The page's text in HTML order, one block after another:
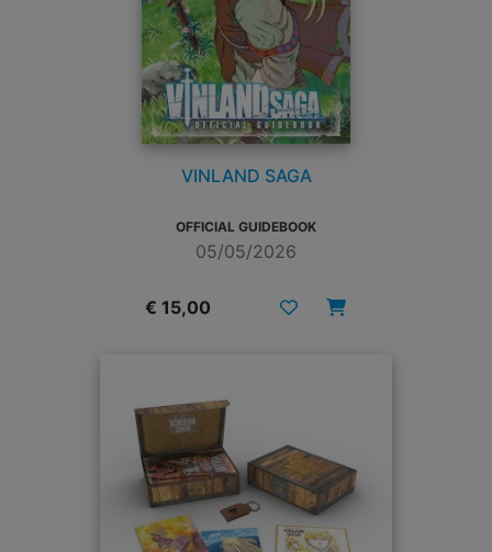
VINLAND SAGA
OFFICIAL GUIDEBOOK
05/05/2026
€ 15,00